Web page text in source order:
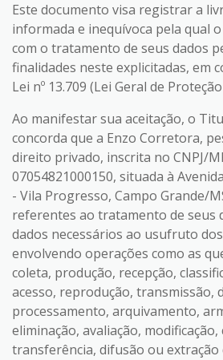
Este documento visa registrar a
informada e inequívoca pela qual
com o tratamento de seus dados
finalidades neste explicitadas, em
Lei nº 13.709 (Lei Geral de
Ao manifestar sua aceitação, o
concorda que a Enzo Corretora,
direito privado, inscrita no CNPJ/
07054821000150, situada à
- Vila Progresso, Campo Grande/
referentes ao tratamento de seus
dados necessários ao usufruto
envolvendo operações como as
coleta, produção, recepção,
acesso, reprodução, transmissão,
processamento, arquivamento,
eliminação, avaliação, modificação,
transferência, difusão ou extração